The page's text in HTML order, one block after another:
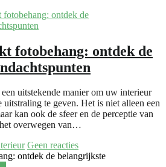
fotobehang: ontdek de
uitstekende manier om uw interieur
uitstraling te geven. Het is niet alleen een
kan ook de sfeer en de perceptie van
overwegen van…
Geen reacties
ontdek de belangrijkste